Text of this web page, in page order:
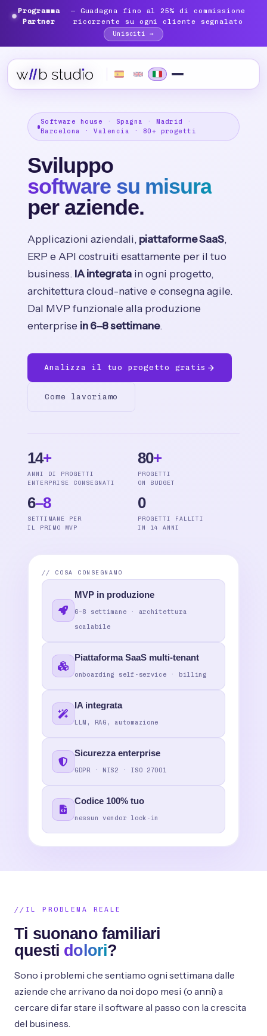
Programma
Partner
— Guadagna fino al 25% di commissione
ricorrente su ogni cliente segnalato
Unisciti →
Software house · Spagna · Madrid ·
Barcelona · Valencia · 80+ progetti
Sviluppo
software su misura
per aziende.
Applicazioni aziendali, piattaforme SaaS,
ERP e API costruiti esattamente per il tuo
business. IA integrata in ogni progetto,
architettura cloud-native e consegna agile.
Dal MVP funzionale alla produzione
enterprise in 6–8 settimane.
Analizza il tuo progetto gratis
Come lavoriamo
14+
ANNI DI PROGETTI
ENTERPRISE CONSEGNATI
80+
PROGETTI
ON BUDGET
6–8
SETTIMANE PER
IL PRIMO MVP
0
PROGETTI FALLITI
IN 14 ANNI
// COSA CONSEGNAMO
MVP in produzione
6–8 settimane · architettura
scalabile
Piattaforma SaaS multi-tenant
onboarding self-service · billing
IA integrata
LLM, RAG, automazione
Sicurezza enterprise
GDPR · NIS2 · ISO 27001
Codice 100% tuo
nessun vendor lock-in
IL PROBLEMA REALE
Ti suonano familiari
questi dolori?
Sono i problemi che sentiamo ogni settimana dalle
aziende che arrivano da noi dopo mesi (o anni) a
cercare di far stare il software al passo con la crescita
del business.